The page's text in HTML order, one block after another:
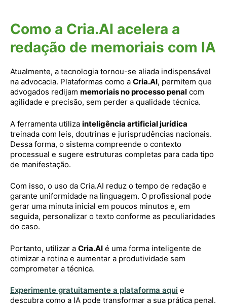
Como a Cria.AI acelera a
redação de memoriais com IA
Atualmente, a tecnologia tornou-se aliada indispensável
na advocacia. Plataformas como a Cria.AI, permitem que
advogados redijam memoriais no processo penal com
agilidade e precisão, sem perder a qualidade técnica.
A ferramenta utiliza inteligência artificial jurídica
treinada com leis, doutrinas e jurisprudências nacionais.
Dessa forma, o sistema compreende o contexto
processual e sugere estruturas completas para cada tipo
de manifestação.
Com isso, o uso da Cria.AI reduz o tempo de redação e
garante uniformidade na linguagem. O profissional pode
gerar uma minuta inicial em poucos minutos e, em
seguida, personalizar o texto conforme as peculiaridades
do caso.
Portanto, utilizar a Cria.AI é uma forma inteligente de
otimizar a rotina e aumentar a produtividade sem
comprometer a técnica.
Experimente gratuitamente a plataforma aqui e
descubra como a IA pode transformar a sua prática penal.